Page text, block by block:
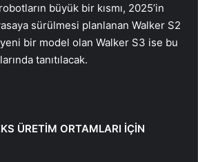
büyük bir kısmı, 2025’in
sürülmesi planlanan Walker S2
bir model olan Walker S3 ise bu
tanıtılacak.
ÜRETİM ORTAMLARI İÇİN